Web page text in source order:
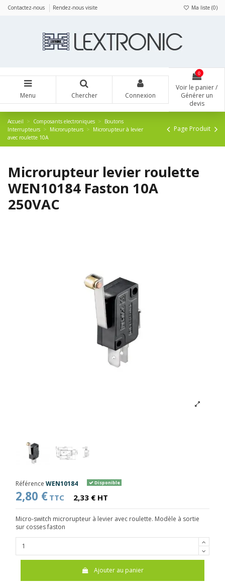
Contactez-nous Rendez-nous visite Ma liste (0)
Menu Chercher Connexion
0
Voir le panier /
Générer un
devis
Accueil Composants electroniques
Boutons
Interrupteurs
Microrupteurs
Microrupteur à levier
avec roulette 10A
Page Produit
Microrupteur levier roulette
WEN10184 Faston 10A
250VAC
Référence WEN10184 Disponible
2,80 € TTC 2,33 € HT
Micro-switch microrupteur à levier avec roulette. Modèle à sortie
sur cosses faston
Ajouter au panier
Panneau de gestion des cookies